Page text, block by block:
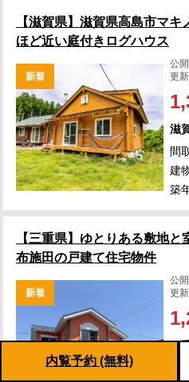
【滋賀県】滋賀県高島市マ
ほど近い庭付きログハウス
新着
公
更
滋
間
建
築
【三重県】ゆとりある敷地
布施田の戸建て住宅物件
新着
公
更
三
内覧予約 (無料)